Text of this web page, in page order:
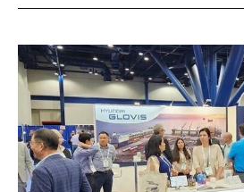
c
b
o
o
k
i
t
e
r